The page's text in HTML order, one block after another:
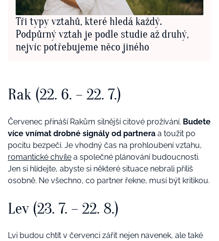
Tři typy vztahů, které hledá každý.
Podpůrný vztah je podle studie až druhý,
nejvíc potřebujeme něco jiného
Rak (22. 6. – 22. 7.)
Červenec přináší Rakům silnější citové prožívání. Budete
více vnímat drobné signály od partnera a toužit po
pocitu bezpečí. Je vhodný čas na prohloubení vztahu,
romantické chvíle a společné plánování budoucnosti.
Jen si hlídejte, abyste si některé situace nebrali příliš
osobně. Ne všechno, co partner řekne, musí být kritikou.
Lev (23. 7. – 22. 8.)
Lvi budou chtít v červenci zářit nejen navenek, ale také